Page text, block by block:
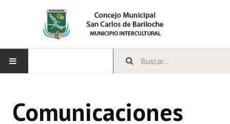
CONCEJO
Comunicaciones